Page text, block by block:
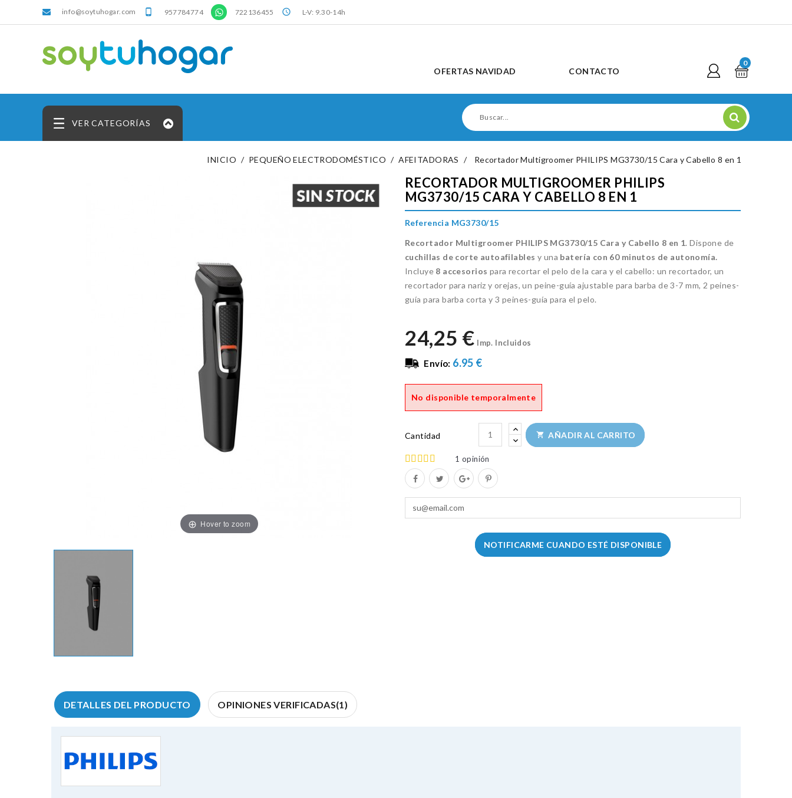
info@soytuhogar.com  957784774 ' 722136455 query_builder L-V: 9.30-14h
OFERTAS NAVIDAD CONTACTO
0
VER CATEGORÍAS
INICIO PEQUEÑO ELECTRODOMÉSTICO AFEITADORAS Recortador Multigroomer PHILIPS MG3730/15 Cara y Cabello 8 en 1
Hover to zoom
RECORTADOR MULTIGROOMER PHILIPS
MG3730/15 CARA Y CABELLO 8 EN 1
Referencia MG3730/15
Recortador Multigroomer PHILIPS MG3730/15 Cara y Cabello 8 en 1. Dispone de
cuchillas de corte autoafilables y una batería con 60 minutos de autonomía.
Incluye8 accesorios para recortar el pelo de la cara y el cabello: un recortador, un
recortador para nariz y orejas, un peine-guía ajustable para barba de 3-7 mm, 2 peines-
guía para barba corta y 3 peines-guía para el pelo.
24,25 € Imp. Incluidos
Envío: 6.95 €
No disponible temporalmente
Cantidad  AÑADIR AL CARRITO
1 opinión
NOTIFICARME CUANDO ESTÉ DISPONIBLE
DETALLES DEL PRODUCTO OPINIONES VERIFICADAS(1)